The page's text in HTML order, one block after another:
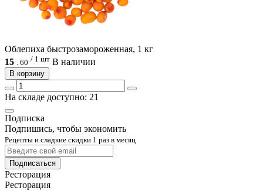
Облепиха быстрозамороженная, 1 кг
15 . 60 / 1 шт В наличии
В корзину
На складе доступно: 21
Подписка
Подпишись, чтобы экономить
Рецепты и сладкие скидки 1 раз в месяц
Подписаться
Ресторация
Ресторация